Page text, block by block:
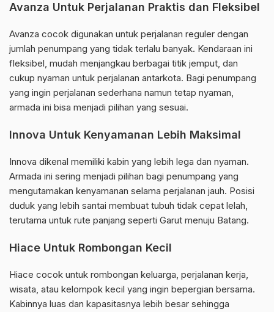
Avanza Untuk Perjalanan Praktis dan Fleksibel
Avanza cocok digunakan untuk perjalanan reguler dengan
jumlah penumpang yang tidak terlalu banyak. Kendaraan ini
fleksibel, mudah menjangkau berbagai titik jemput, dan
cukup nyaman untuk perjalanan antarkota. Bagi penumpang
yang ingin perjalanan sederhana namun tetap nyaman,
armada ini bisa menjadi pilihan yang sesuai.
Innova Untuk Kenyamanan Lebih Maksimal
Innova dikenal memiliki kabin yang lebih lega dan nyaman.
Armada ini sering menjadi pilihan bagi penumpang yang
mengutamakan kenyamanan selama perjalanan jauh. Posisi
duduk yang lebih santai membuat tubuh tidak cepat lelah,
terutama untuk rute panjang seperti Garut menuju Batang.
Hiace Untuk Rombongan Kecil
Hiace cocok untuk rombongan keluarga, perjalanan kerja,
wisata, atau kelompok kecil yang ingin bepergian bersama.
Kabinnya luas dan kapasitasnya lebih besar sehingga